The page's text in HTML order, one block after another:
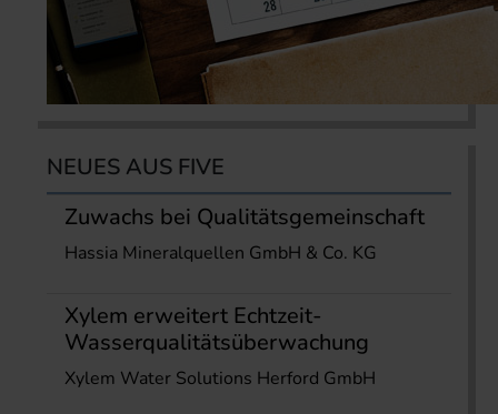
NEUES AUS FIVE
Zuwachs bei Qualitätsgemeinschaft
Hassia Mineralquellen GmbH & Co. KG
Xylem erweitert Echtzeit-
Wasserqualitätsüberwachung
Xylem Water Solutions Herford GmbH